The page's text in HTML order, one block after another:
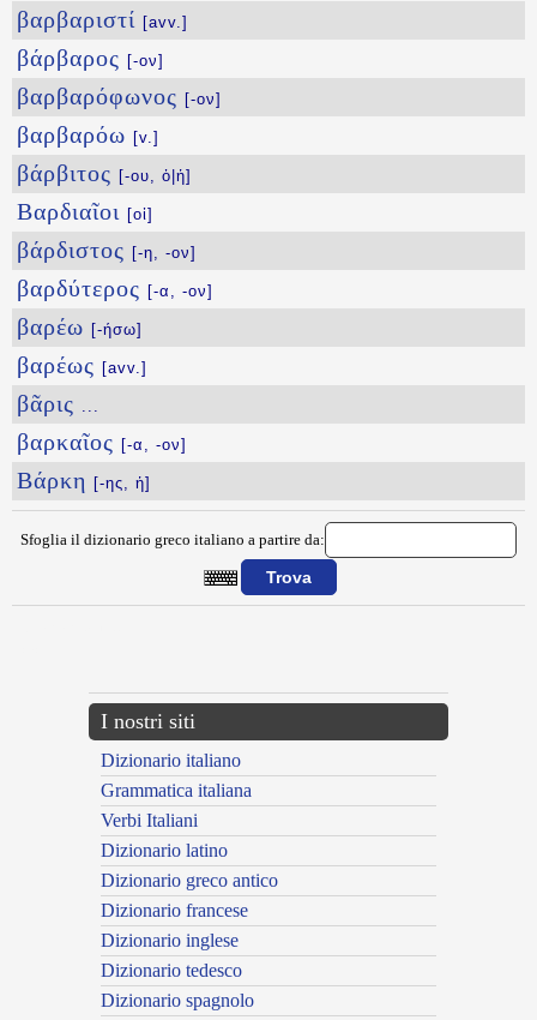
βαρβαριστί [avv.]
βάρβαρος [-ον]
βαρβαρόφωνος [-ον]
βαρβαρόω [v.]
βάρβιτος [-ου, ὁ|ἡ]
Βαρδιαῖοι [οἱ]
βάρδιστος [-η, -ον]
βαρδύτερος [-α, -ον]
βαρέω [-ήσω]
βαρέως [avv.]
βᾶρις ...
βαρκαῖος [-α, -ον]
Βάρκη [-ης, ἡ]
Sfoglia il dizionario greco italiano a partire da:
I nostri siti
Dizionario italiano
Grammatica italiana
Verbi Italiani
Dizionario latino
Dizionario greco antico
Dizionario francese
Dizionario inglese
Dizionario tedesco
Dizionario spagnolo